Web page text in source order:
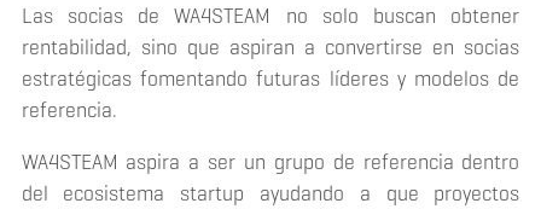
Las socias de WA4STEAM no solo buscan obtener
rentabilidad, sino que aspiran a convertirse en socias
estratégicas fomentando futuras líderes y modelos de
referencia.
WA4STEAM aspira a ser un grupo de referencia dentro
del ecosistema startup ayudando a que proyectos